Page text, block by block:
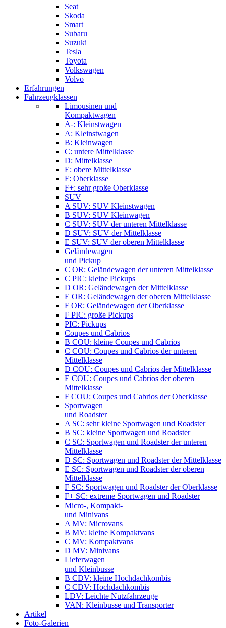
Seat
Skoda
Smart
Subaru
Suzuki
Tesla
Toyota
Volkswagen
Volvo
Erfahrungen
Fahrzeugklassen
Limousinen und
Kompaktwagen
A-: Kleinstwagen
A: Kleinstwagen
B: Kleinwagen
C: untere Mittelklasse
D: Mittelklasse
E: obere Mittelklasse
F: Oberklasse
F+: sehr große Oberklasse
SUV
A SUV: SUV Kleinstwagen
B SUV: SUV Kleinwagen
C SUV: SUV der unteren Mittelklasse
D SUV: SUV der Mittelklasse
E SUV: SUV der oberen Mittelklasse
Geländewagen
und Pickup
C OR: Geländewagen der unteren Mittelklasse
C PIC: kleine Pickups
D OR: Geländewagen der Mittelklasse
E OR: Geländewagen der oberen Mittelklasse
F OR: Geländewagen der Oberklasse
F PIC: große Pickups
PIC: Pickups
Coupes und Cabrios
B COU: kleine Coupes und Cabrios
C COU: Coupes und Cabrios der unteren
Mittelklasse
D COU: Coupes und Cabrios der Mittelklasse
E COU: Coupes und Cabrios der oberen
Mittelklasse
F COU: Coupes und Cabrios der Oberklasse
Sportwagen
und Roadster
A SC: sehr kleine Sportwagen und Roadster
B SC: kleine Sportwagen und Roadster
C SC: Sportwagen und Roadster der unteren
Mittelklasse
D SC: Sportwagen und Roadster der Mittelklasse
E SC: Sportwagen und Roadster der oberen
Mittelklasse
F SC: Sportwagen und Roadster der Oberklasse
F+ SC: extreme Sportwagen und Roadster
Micro-, Kompakt-
und Minivans
A MV: Microvans
B MV: kleine Kompaktvans
C MV: Kompaktvans
D MV: Minivans
Lieferwagen
und Kleinbusse
B CDV: kleine Hochdachkombis
C CDV: Hochdachkombis
LDV: Leichte Nutzfahrzeuge
VAN: Kleinbusse und Transporter
Artikel
Foto-Galerien